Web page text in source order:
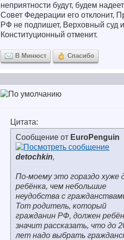
неприятности будут, будем
Совет Федерации его отклонит,
РФ не подпишет, Верховный суд
Конституционный отменит.
В Минюст Спасибо
Цитата:
Сообщение от EuroPenguin
detochkin,
По-моему это гораздо хуже
ребёнка, чем небольшие
неудобства с
Тот родитель, который
гражданин РФ, должен
значит рассказать, что до
лет надо выбрать